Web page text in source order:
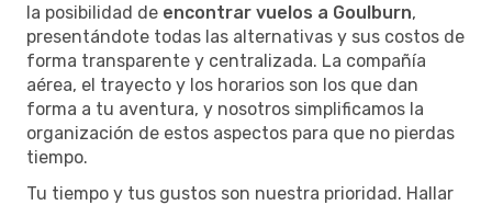
la posibilidad de encontrar vuelos a Goulburn,
presentándote todas las alternativas y sus costos de
forma transparente y centralizada. La compañía
aérea, el trayecto y los horarios son los que dan
forma a tu aventura, y nosotros simplificamos la
organización de estos aspectos para que no pierdas
tiempo.
Tu tiempo y tus gustos son nuestra prioridad. Hallar